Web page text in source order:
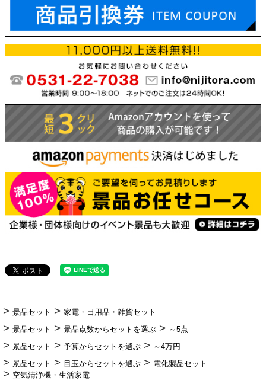
景品セット
家電・日用品・雑貨セット
景品セット
景品点数からセットを選ぶ
～5点
景品セット
予算からセットを選ぶ
～4万円
景品セット
目玉からセットを選ぶ
電化製品セット
空気清浄機・生活家電